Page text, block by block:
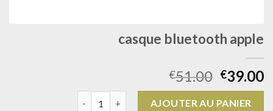
casque bluetooth apple
€51.00 €39.00
AJOUTER AU PANIER